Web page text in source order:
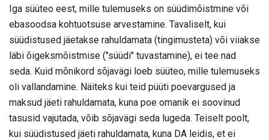
Iga süüteo eest, mille tulemuseks on süüdimõistmine või
ebasoodsa kohtuotsuse arvestamine. Tavaliselt, kui
süüdistused jäetakse rahuldamata (tingimusteta) või viiakse
läbi õigeksmõistmise ("süüdi" tuvastamine), ei tee nad
seda. Kuid mõnikord sõjavägi loeb süüteo, mille tulemuseks
oli vallandamine. Näiteks kui teid püüti poevargused ja
maksud jäeti rahuldamata, kuna poe omanik ei soovinud
tasusid vajutada, võib sõjavägi seda lugeda. Teiselt poolt,
kui süüdistused jäeti rahuldamata, kuna DA leidis, et ei